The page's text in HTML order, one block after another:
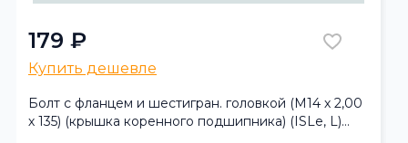
179 ₽
Купить дешевле
Болт с фланцем и шестигран. головкой (М14 х 2,00
х 135) (крышка коренного подшипника) (ISLe, L)